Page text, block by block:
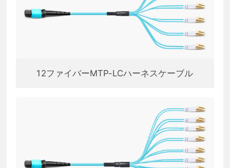
12ファイバーMTP-LCハーネスケーブル